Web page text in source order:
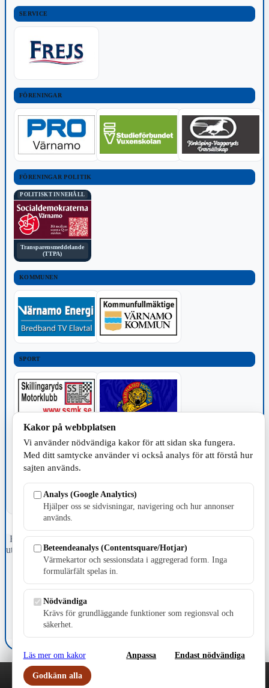
SERVICE
FÖRENINGAR
FÖRENINGAR POLITIK
POLITISKT INNEHÅLL
Transparensmeddelande
(TTPA)
KOMMUNEN
SPORT
TILLVERKNING
Fristående webbtidningsföretag grundat 1991 som sedan 2002 ger
ut tidningen Skillingaryd.nu och 2010 lanserades Värnamo.nu. Från
april 2026 omfattar Skillingaryd.nu tre kommuner: Gnosjö,
Värnamo och Vaggeryds kommun.
Kontakta oss
E-post: redaktionen@skillingaryd.nu
Postadress: Gisslaköp 1, 568 92 Skillingaryd
Kakor på webbplatsen
Vi använder nödvändiga kakor för att sidan ska fungera.
Med ditt samtycke använder vi också analys för att förstå hur
sajten används.
Analys (Google Analytics)
Hjälper oss se sidvisningar, navigering och hur annonser
används.
Beteendeanalys (Contentsquare/Hotjar)
Värmekartor och sessionsdata i aggregerad form. Inga
formulärfält spelas in.
Nödvändiga
Krävs för grundläggande funktioner som regionsval och
säkerhet.
Läs mer om kakor Anpassa Endast nödvändiga
Godkänn alla